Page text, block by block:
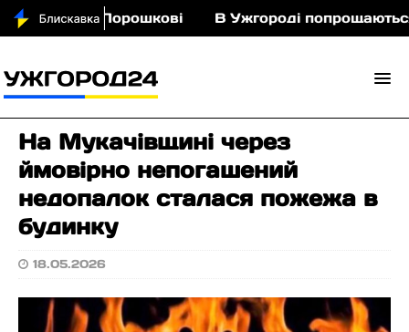
кіньми у Порошкові В Ужгороді попрощаються
На Мукачівщині через
ймовірно непогашений
недопалок сталася пожежа в
будинку
18.05.2026